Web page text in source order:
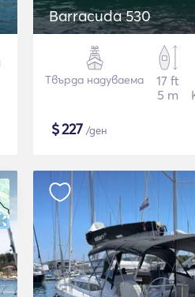
Barracuda 530
Твърда надуваема
17 ft
5 m
$227 /ден